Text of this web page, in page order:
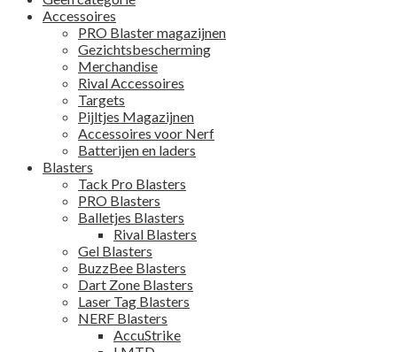
Accessoires
PRO Blaster magazijnen
Gezichtsbescherming
Merchandise
Rival Accessoires
Targets
Pijltjes Magazijnen
Accessoires voor Nerf
Batterijen en laders
Blasters
Tack Pro Blasters
PRO Blasters
Balletjes Blasters
Rival Blasters
Gel Blasters
BuzzBee Blasters
Dart Zone Blasters
Laser Tag Blasters
NERF Blasters
AccuStrike